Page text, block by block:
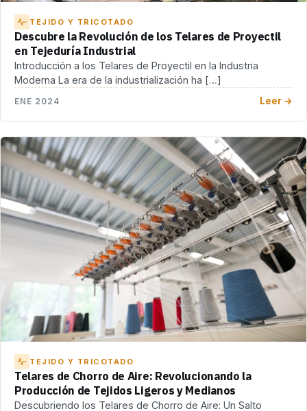
TEJIDO Y TRICOTADO
Descubre la Revolución de los Telares de Proyectil
en Tejeduría Industrial
Introducción a los Telares de Proyectil en la Industria
Moderna La era de la industrialización ha […]
ENE 2024 Leer →
TEJIDO Y TRICOTADO
Telares de Chorro de Aire: Revolucionando la
Producción de Tejidos Ligeros y Medianos
Descubriendo los Telares de Chorro de Aire: Un Salto